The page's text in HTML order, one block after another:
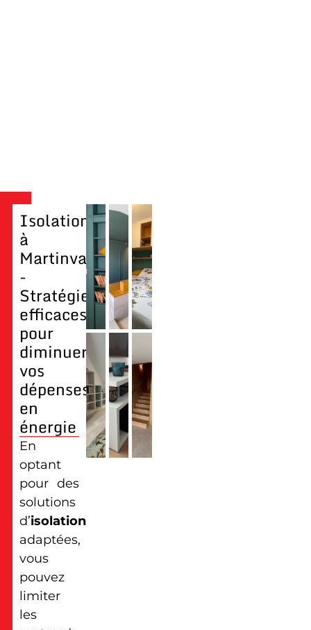
Isolation
à
Martinvast
-
Stratégies
efficaces
pour
diminuer
vos
dépenses
en
énergie
En
optant
pour des
solutions
d’isolation
adaptées,
vous
pouvez
limiter
les